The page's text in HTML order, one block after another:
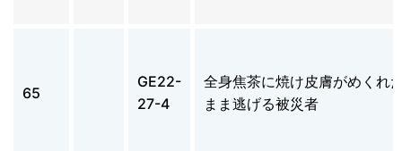
65
GE22-
27-4
全身焦茶に焼け皮膚がめくれ
まま逃げる被災者